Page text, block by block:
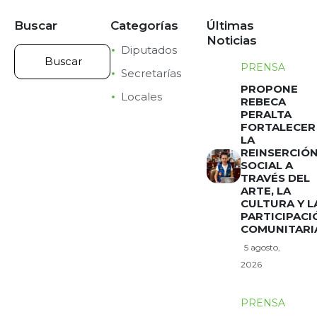
Buscar Categorías
Diputados
Secretarías
Locales
Últimas
Noticias
PRENSA
PROPONE
REBECA
PERALTA
FORTALECER
LA
SOCIAL A
TRAVÉS DEL
ARTE, LA
CULTURA Y
5 agosto,
2026
PRENSA